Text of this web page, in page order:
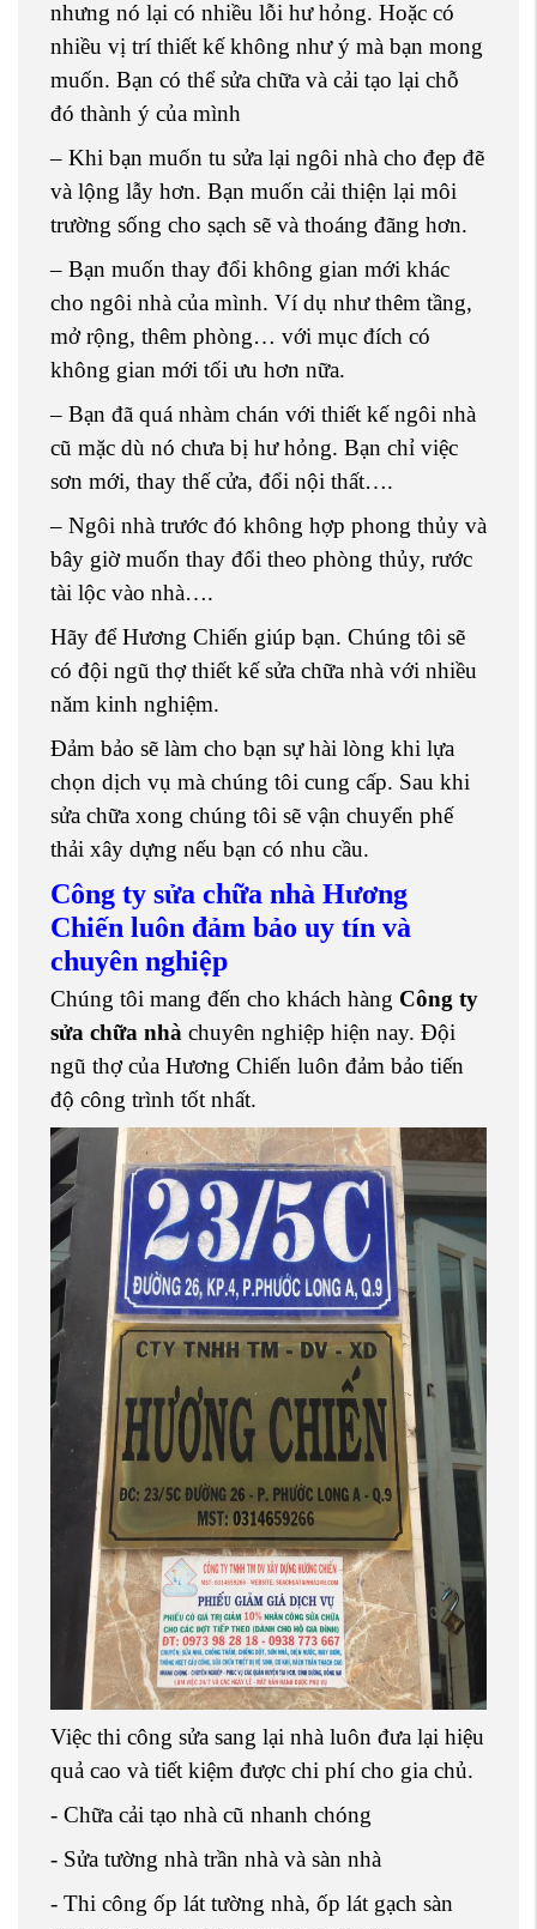
nhưng nó lại có nhiều lỗi hư hỏng. Hoặc có
nhiều vị trí thiết kế không như ý mà bạn mong
muốn. Bạn có thể sửa chữa và cải tạo lại chỗ
đó thành ý của mình
– Khi bạn muốn tu sửa lại ngôi nhà cho đẹp đẽ
và lộng lẫy hơn. Bạn muốn cải thiện lại môi
trường sống cho sạch sẽ và thoáng đãng hơn.
– Bạn muốn thay đổi không gian mới khác
cho ngôi nhà của mình. Ví dụ như thêm tầng,
mở rộng, thêm phòng… với mục đích có
không gian mới tối ưu hơn nữa.
– Bạn đã quá nhàm chán với thiết kế ngôi nhà
cũ mặc dù nó chưa bị hư hỏng. Bạn chỉ việc
sơn mới, thay thế cửa, đổi nội thất….
– Ngôi nhà trước đó không hợp phong thủy và
bây giờ muốn thay đổi theo phòng thủy, rước
tài lộc vào nhà….
Hãy để Hương Chiến giúp bạn. Chúng tôi sẽ
có đội ngũ thợ thiết kế sửa chữa nhà với nhiều
năm kinh nghiệm.
Đảm bảo sẽ làm cho bạn sự hài lòng khi lựa
chọn dịch vụ mà chúng tôi cung cấp. Sau khi
sửa chữa xong chúng tôi sẽ vận chuyển phế
thải xây dựng nếu bạn có nhu cầu.
Công ty sửa chữa nhà Hương
Chiến luôn đảm bảo uy tín và
chuyên nghiệp
Chúng tôi mang đến cho khách hàng Công ty
sửa chữa nhà chuyên nghiệp hiện nay. Đội
ngũ thợ của Hương Chiến luôn đảm bảo tiến
độ công trình tốt nhất.
Việc thi công sửa sang lại nhà luôn đưa lại hiệu
quả cao và tiết kiệm được chi phí cho gia chủ.
- Chữa cải tạo nhà cũ nhanh chóng
- Sửa tường nhà trần nhà và sàn nhà
- Thi công ốp lát tường nhà, ốp lát gạch sàn